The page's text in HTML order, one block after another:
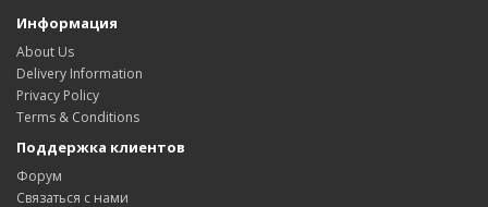
Информация
About Us
Delivery Information
Privacy Policy
Terms & Conditions
Поддержка клиентов
Форум
Связаться с нами